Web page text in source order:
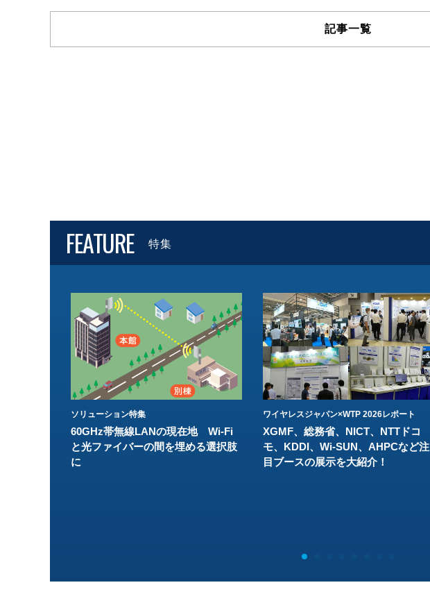
記事一覧
FEATURE 特集
ソリューション特集
60GHz帯無線LANの現在地 Wi-Fi
と光ファイバーの間を埋める選択肢
に
ワイヤレスジャパン×WTP 2026レポート
XGMF、総務省、NICT、NTTドコ
モ、KDDI、Wi-SUN、AHPCなど注
目ブースの展示を大紹介！